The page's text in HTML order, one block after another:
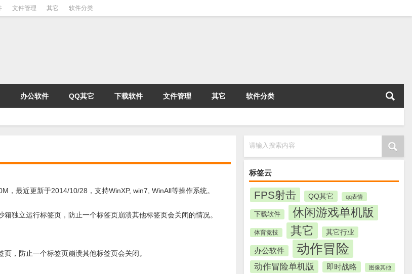
文件管理 其它 软件分类
办公软件 QQ其它 下载软件 文件管理 其它 软件分类
请输入搜索内容
标签云
FPS射击 QQ其它 qq表情
下载软件 休闲游戏单机版
体育竞技 其它 其它行业
办公软件 动作冒险
动作冒险单机版 即时战略 图像其他
最近更新于2014/10/28，支持WinXP, win7, WinAll等操作系统。
独立运行标签页，防止一个标签页崩溃其他标签页会关闭的情况。
，防止一个标签页崩溃其他标签页会关闭。